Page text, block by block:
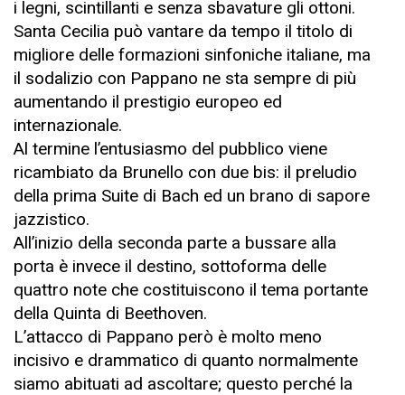
i legni, scintillanti e senza sbavature gli ottoni.
Santa Cecilia può vantare da tempo il titolo di
migliore delle formazioni sinfoniche italiane, ma
il sodalizio con Pappano ne sta sempre di più
aumentando il prestigio europeo ed
internazionale.
Al termine l’entusiasmo del pubblico viene
ricambiato da Brunello con due bis: il preludio
della prima Suite di Bach ed un brano di sapore
jazzistico.
All’inizio della seconda parte a bussare alla
porta è invece il destino, sottoforma delle
quattro note che costituiscono il tema portante
della Quinta di Beethoven.
L’attacco di Pappano però è molto meno
incisivo e drammatico di quanto normalmente
siamo abituati ad ascoltare; questo perché la